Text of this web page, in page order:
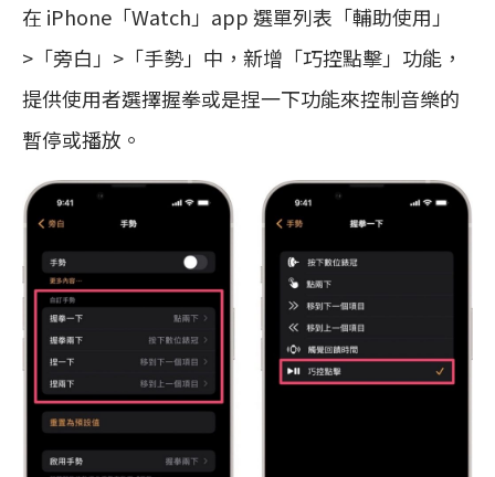
在 iPhone「Watch」app 選單列表「輔助使用」
>「旁白」>「手勢」中，新增「巧控點擊」功能，
提供使用者選擇握拳或是捏一下功能來控制音樂的
暫停或播放。